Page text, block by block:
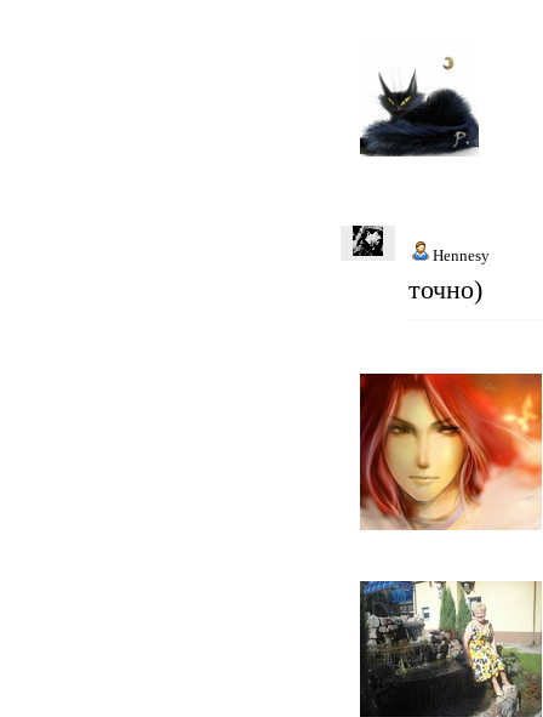
Hennesy
точно)